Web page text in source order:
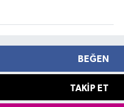
BEĞEN
TAKIP ET